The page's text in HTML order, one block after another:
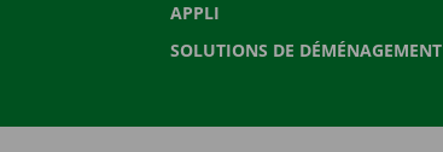
APPLI
SOLUTIONS DE DÉMÉNAGEMENT